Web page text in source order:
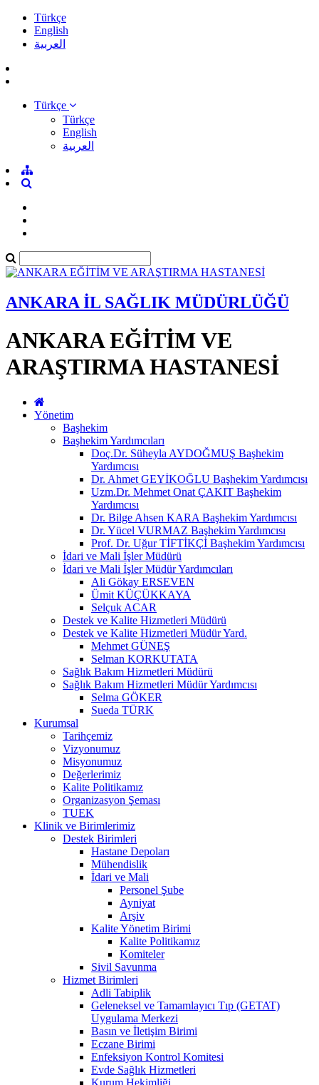
Türkçe
English
العربية
Türkçe
Türkçe
English
العربية
ANKARA İL SAĞLIK MÜDÜRLÜĞÜ
ANKARA EĞİTİM VE
ARAŞTIRMA HASTANESİ
Yönetim
Başhekim
Başhekim Yardımcıları
Doç.Dr. Süheyla AYDOĞMUŞ Başhekim
Yardımcısı
Dr. Ahmet GEYİKOĞLU Başhekim Yardımcısı
Uzm.Dr. Mehmet Onat ÇAKIT Başhekim
Yardımcısı
Dr. Bilge Ahsen KARA Başhekim Yardımcısı
Dr. Yücel VURMAZ Başhekim Yardımcısı
Prof. Dr. Uğur TİFTİKÇİ Başhekim Yardımcısı
İdari ve Mali İşler Müdürü
İdari ve Mali İşler Müdür Yardımcıları
Ali Gökay ERSEVEN
Ümit KÜÇÜKKAYA
Selçuk ACAR
Destek ve Kalite Hizmetleri Müdürü
Destek ve Kalite Hizmetleri Müdür Yard.
Mehmet GÜNEŞ
Selman KORKUTATA
Sağlık Bakım Hizmetleri Müdürü
Sağlık Bakım Hizmetleri Müdür Yardımcısı
Selma GÖKER
Sueda TÜRK
Kurumsal
Tarihçemiz
Vizyonumuz
Misyonumuz
Değerlerimiz
Kalite Politikamız
Organizasyon Şeması
TUEK
Klinik ve Birimlerimiz
Destek Birimleri
Hastane Depoları
Mühendislik
İdari ve Mali
Personel Şube
Ayniyat
Arşiv
Kalite Yönetim Birimi
Kalite Politikamız
Komiteler
Sivil Savunma
Hizmet Birimleri
Adli Tabiplik
Geleneksel ve Tamamlayıcı Tıp (GETAT)
Uygulama Merkezi
Basın ve İletişim Birimi
Eczane Birimi
Enfeksiyon Kontrol Komitesi
Evde Sağlık Hizmetleri
Kurum Hekimliği